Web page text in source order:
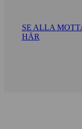
SE ALLA
HÄR